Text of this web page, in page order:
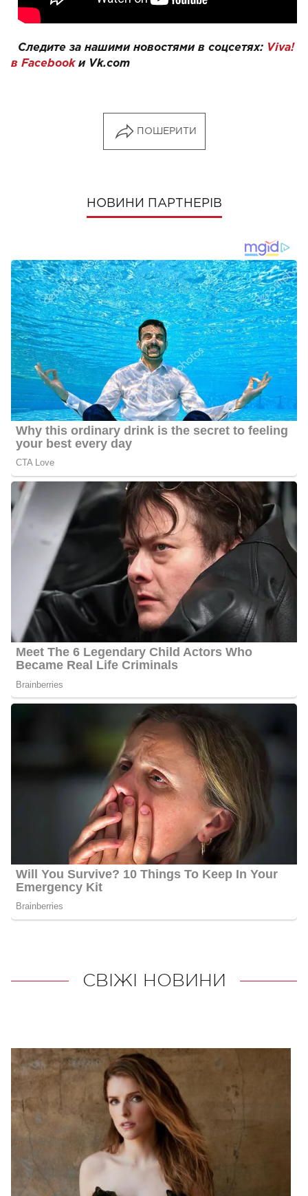
Следите за нашими новостями в соцсетях: Viva!
в Facebookи Vk.com
ПОШЕРИТИ
НОВИНИ ПАРТНЕРІВ
СВІЖІ НОВИНИ